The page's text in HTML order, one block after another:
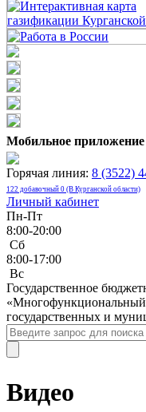
Мобильное приложение
Горячая линия: 8 (3522)
122 добавочный 0 (В Курганской области)
Личный кабинет
Пн-Пт
8:00-20:00
Сб
8:00-17:00
Bc
Государственное
государственных и
Видео